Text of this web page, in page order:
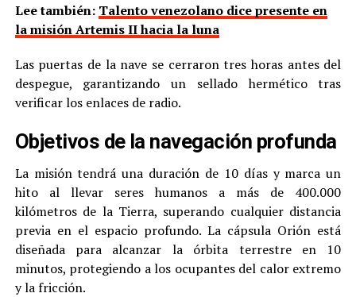
Lee también: Talento venezolano dice presente en
la misión Artemis II hacia la luna
Las puertas de la nave se cerraron tres horas antes del
despegue, garantizando un sellado hermético tras
verificar los enlaces de radio.
Objetivos de la navegación profunda
La misión tendrá una duración de 10 días y marca un
hito al llevar seres humanos a más de 400.000
kilómetros de la Tierra, superando cualquier distancia
previa en el espacio profundo. La cápsula Orión está
diseñada para alcanzar la órbita terrestre en 10
minutos, protegiendo a los ocupantes del calor extremo
y la fricción.